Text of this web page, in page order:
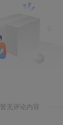
暂无评论内容